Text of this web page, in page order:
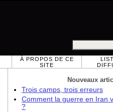
À PROPOS DE CE
SITE
Nouveaux
Trois camps, trois erreurs
Comment la guerre en Iran
?